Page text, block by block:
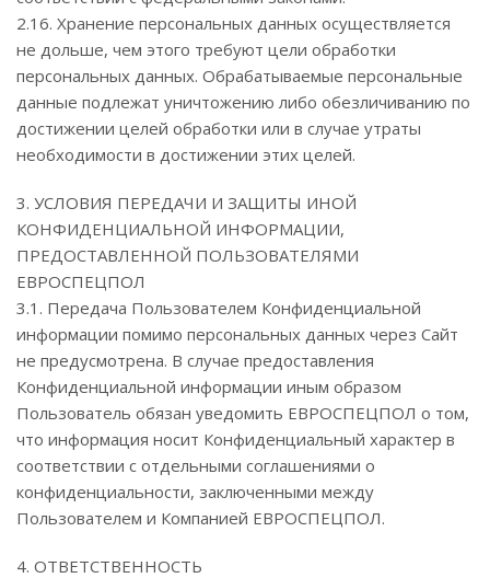
2.16. Хранение персональных данных осуществляется
не дольше, чем этого требуют цели обработки
персональных данных. Обрабатываемые персональные
данные подлежат уничтожению либо обезличиванию по
достижении целей обработки или в случае утраты
необходимости в достижении этих целей.
3. УСЛОВИЯ ПЕРЕДАЧИ И ЗАЩИТЫ ИНОЙ
КОНФИДЕНЦИАЛЬНОЙ ИНФОРМАЦИИ,
ПРЕДОСТАВЛЕННОЙ ПОЛЬЗОВАТЕЛЯМИ
ЕВРОСПЕЦПОЛ
3.1. Передача Пользователем Конфиденциальной
информации помимо персональных данных через Сайт
не предусмотрена. В случае предоставления
Конфиденциальной информации иным образом
Пользователь обязан уведомить ЕВРОСПЕЦПОЛ о том,
что информация носит Конфиденциальный характер в
соответствии с отдельными соглашениями о
конфиденциальности, заключенными между
Пользователем и Компанией ЕВРОСПЕЦПОЛ.
4. ОТВЕТСТВЕННОСТЬ